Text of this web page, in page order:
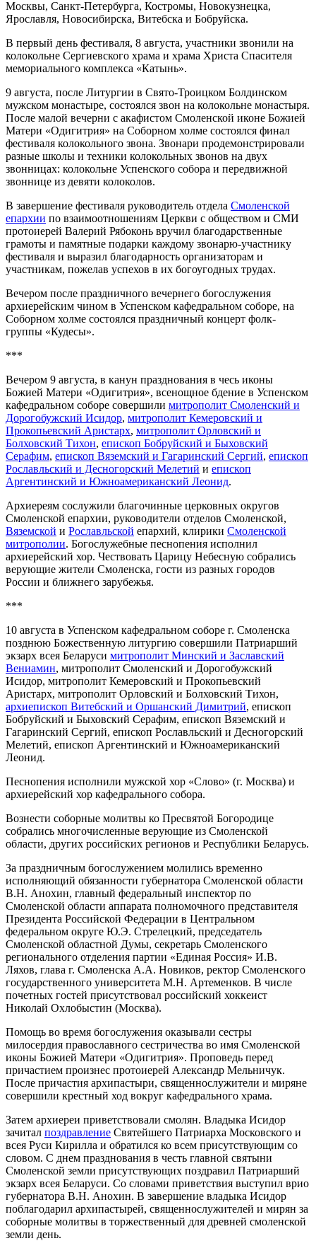
Москвы, Санкт-Петербурга, Костромы, Новокузнецка,
Ярославля, Новосибирска, Витебска и Бобруйска.
В первый день фестиваля, 8 августа, участники звонили на
колокольне Сергиевского храма и храма Христа Спасителя
мемориального комплекса «Катынь».
9 августа, после Литургии в Свято-Троицком Болдинском
мужском монастыре, состоялся звон на колокольне монастыря.
После малой вечерни с акафистом Смоленской иконе Божией
Матери «Одигитрия» на Соборном холме состоялся финал
фестиваля колокольного звона. Звонари продемонстрировали
разные школы и техники колокольных звонов на двух
звонницах: колокольне Успенского собора и передвижной
звоннице из девяти колоколов.
В завершение фестиваля руководитель отдела Смоленской
епархии по взаимоотношениям Церкви с обществом и СМИ
протоиерей Валерий Рябоконь вручил благодарственные
грамоты и памятные подарки каждому звонарю-участнику
фестиваля и выразил благодарность организаторам и
участникам, пожелав успехов в их богоугодных трудах.
Вечером после праздничного вечернего богослужения
архиерейским чином в Успенском кафедральном соборе, на
Соборном холме состоялся праздничный концерт фолк-
группы «Кудесы».
***
Вечером 9 августа, в канун празднования в чесь иконы
Божией Матери «Одигитрия», всенощное бдение в Успенском
кафедральном соборе совершили митрополит Смоленский и
Дорогобужский Исидор, митрополит Кемеровский и
Прокопьевский Аристарх, митрополит Орловский и
Болховский Тихон, епископ Бобруйский и Быховский
Серафим, епископ Вяземский и Гагаринский Сергий, епископ
Рославльский и Десногорский Мелетий и епископ
Аргентинский и Южноамериканский Леонид.
Архиереям сослужили благочинные церковных округов
Смоленской епархии, руководители отделов Смоленской,
Вяземской и Рославльской епархий, клирики Смоленской
митрополии. Богослужебные песнопения исполнил
архиерейский хор. Чествовать Царицу Небесную собрались
верующие жители Смоленска, гости из разных городов
России и ближнего зарубежья.
***
10 августа в Успенском кафедральном соборе г. Смоленска
позднюю Божественную литургию совершили Патриарший
экзарх всея Беларуси митрополит Минский и Заславский
Вениамин, митрополит Смоленский и Дорогобужский
Исидор, митрополит Кемеровский и Прокопьевский
Аристарх, митрополит Орловский и Болховский Тихон,
архиепископ Витебский и Оршанский Димитрий, епископ
Бобруйский и Быховский Серафим, епископ Вяземский и
Гагаринский Сергий, епископ Рославльский и Десногорский
Мелетий, епископ Аргентинский и Южноамериканский
Леонид.
Песнопения исполнили мужской хор «Слово» (г. Москва) и
архиерейский хор кафедрального собора.
Вознести соборные молитвы ко Пресвятой Богородице
собрались многочисленные верующие из Смоленской
области, других российских регионов и Республики Беларусь.
За праздничным богослужением молились временно
исполняющий обязанности губернатора Смоленской области
В.Н. Анохин, главный федеральный инспектор по
Смоленской области аппарата полномочного представителя
Президента Российской Федерации в Центральном
федеральном округе Ю.Э. Стрелецкий, председатель
Смоленской областной Думы, секретарь Смоленского
регионального отделения партии «Единая Россия» И.В.
Ляхов, глава г. Смоленска А.А. Новиков, ректор Смоленского
государственного университета М.Н. Артеменков. В числе
почетных гостей присутствовал российский хоккеист
Николай Охлобыстин (Москва).
Помощь во время богослужения оказывали сестры
милосердия православного сестричества во имя Смоленской
иконы Божией Матери «Одигитрия». Проповедь перед
причастием произнес протоиерей Александр Мельничук.
После причастия архипастыри, священнослужители и миряне
совершили крестный ход вокруг кафедрального храма.
Затем архиереи приветствовали смолян. Владыка Исидор
зачитал поздравление Святейшего Патриарха Московского и
всея Руси Кирилла и обратился ко всем присутствующим со
словом. С днем празднования в честь главной святыни
Смоленской земли присутствующих поздравил Патриарший
экзарх всея Беларуси. Со словами приветствия выступил врио
губернатора В.Н. Анохин. В завершение владыка Исидор
поблагодарил архипастырей, священнослужителей и мирян за
соборные молитвы в торжественный для древней смоленской
земли день.